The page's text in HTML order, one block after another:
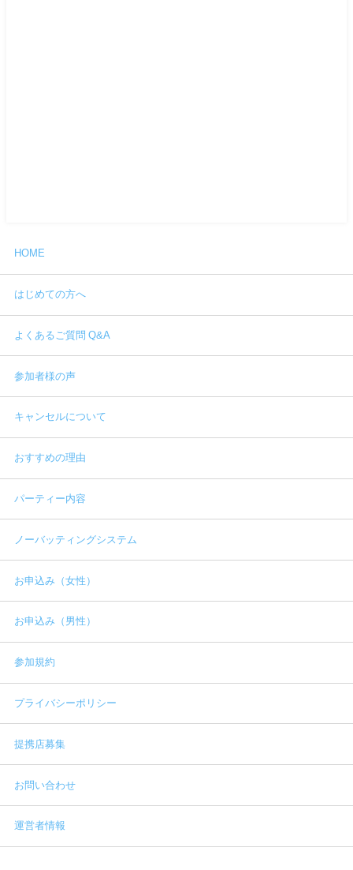
HOME
はじめての方へ
よくあるご質問 Q&A
参加者様の声
キャンセルについて
おすすめの理由
パーティー内容
ノーバッティングシステム
お申込み（女性）
お申込み（男性）
参加規約
プライバシーポリシー
提携店募集
お問い合わせ
運営者情報